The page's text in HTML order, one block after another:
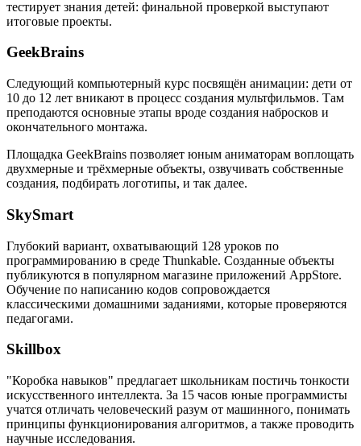
тестирует знания детей: финальной проверкой выступают
итоговые проекты.
GeekBrains
Следующий компьютерный курс посвящён анимации: дети от
10 до 12 лет вникают в процесс создания мультфильмов. Там
преподаются основные этапы вроде создания набросков и
окончательного монтажа.
Площадка GeekBrains позволяет юным аниматорам воплощать
двухмерные и трёхмерные объекты, озвучивать собственные
создания, подбирать логотипы, и так далее.
SkySmart
Глубокий вариант, охватывающий 128 уроков по
программированию в среде Thunkable. Созданные объекты
публикуются в популярном магазине приложений AppStore.
Обучение по написанию кодов сопровождается
классическими домашними заданиями, которые проверяются
педагогами.
Skillbox
"Коробка навыков" предлагает школьникам постичь тонкости
искусственного интеллекта. За 15 часов юные программисты
учатся отличать человеческий разум от машинного, понимать
принципы функционирования алгоритмов, а также проводить
научные исследования.